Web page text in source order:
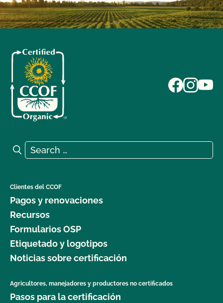
Search for:
Search
Clientes del CCOF
Pagos y renovaciones
Recursos
Formularios OSP
Etiquetado y logotipos
Noticias sobre certificación
Agricultores, manejadores y productores no certificados
Pasos para la certificación